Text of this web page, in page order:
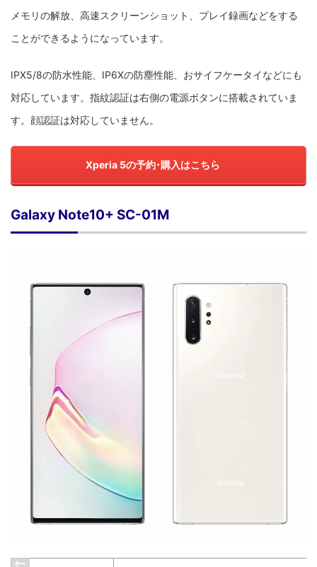
メモリの解放、高速スクリーンショット、プレイ録画などをする
ことができるようになっています。
IPX5/8の防水性能、IP6Xの防塵性能、おサイフケータイなどにも
対応しています。指紋認証は右側の電源ボタンに搭載されていま
す。顔認証は対応していません。
Xperia 5の予約･購入はこちら
Galaxy Note10+ SC-01M